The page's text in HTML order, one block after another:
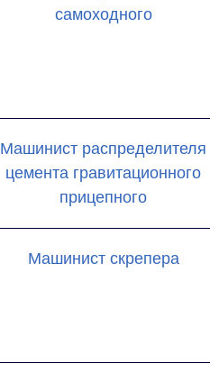
самоходного
Машинист распределителя
цемента гравитационного
прицепного
Машинист скрепера